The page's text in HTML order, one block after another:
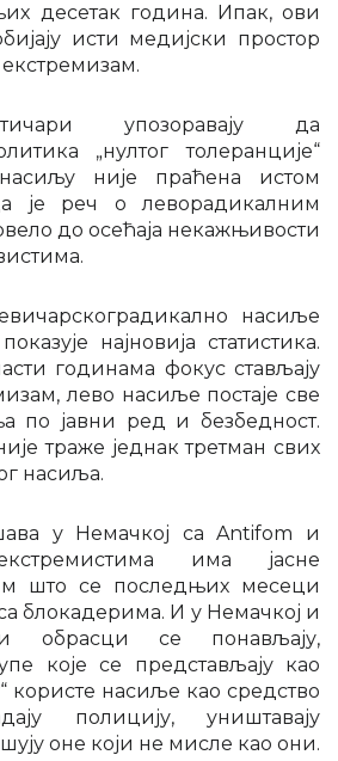
десетак година. Ипак, ови
исти медијски простор
упозоравају да
„нултог толеранције“
није праћена истом
је реч о леворадикалним
до осећаја некажњивости
насиље
најновија статистика.
годинама фокус стављају
лево насиље постаје све
по јавни ред и безбедност.
траже једнак третман свих
насиља.
у Немачкој са Antifom и
има јасне
што се последњих месеци
блокадерима. И у Немачкој и
обрасци се понављају,
које се представљају као
користе насиље као средство
полицију, уништавају
оне који не мисле као они.